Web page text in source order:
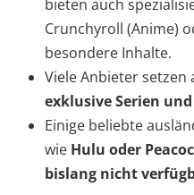
bieten auch
Crunchyroll (Anime)
besondere Inhalte.
Viele Anbieter setzen
exklusive Serien
Einige beliebte
wie Hulu oder
bislang nicht